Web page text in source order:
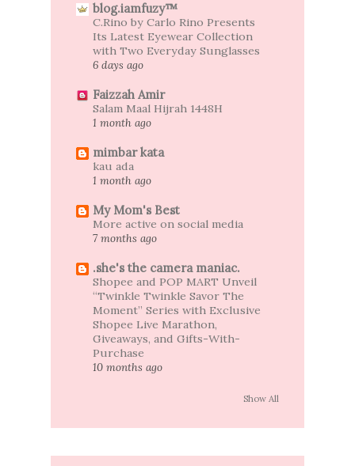
blog.iamfuzy™
C.Rino by Carlo Rino Presents
Its Latest Eyewear Collection
with Two Everyday Sunglasses
6 days ago
Faizzah Amir
Salam Maal Hijrah 1448H
1 month ago
mimbar kata
kau ada
1 month ago
My Mom's Best
More active on social media
7 months ago
.she's the camera maniac.
Shopee and POP MART Unveil
“Twinkle Twinkle Savor The
Moment” Series with Exclusive
Shopee Live Marathon,
Giveaways, and Gifts-With-
Purchase
10 months ago
Show All